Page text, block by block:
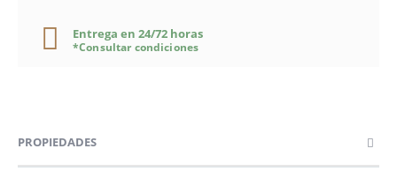
Entrega en 24/72 horas
*Consultar condiciones
PROPIEDADES